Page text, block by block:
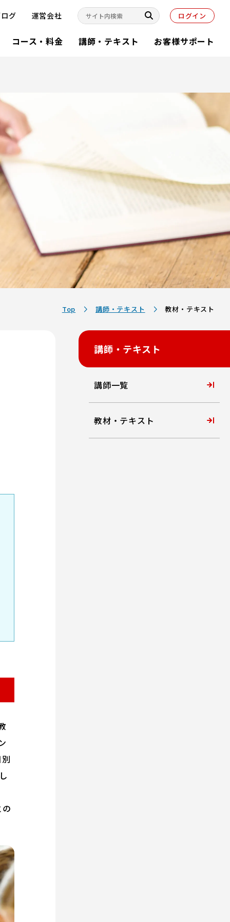
コース・料金 講師・テキスト お客様サポート
グ 運営会社 ログイン
Top 講師・テキスト 教材・テキスト
講師・テキスト
講師一覧
教材・テキスト